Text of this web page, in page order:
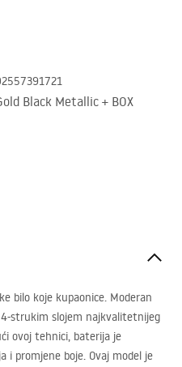
Black Metallic + BOX
bilo koje kupaonice. Moderan
strukim slojem najkvalitetnijeg
ovoj tehnici, baterija je
i promjene boje. Ovaj model je